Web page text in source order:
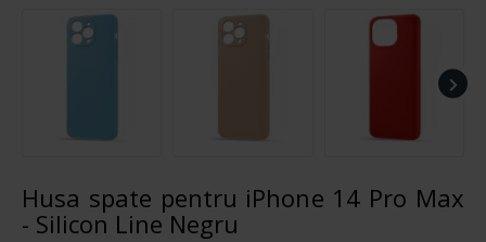
Husa spate pentru iPhone 14 Pro Max
- Silicon Line Negru